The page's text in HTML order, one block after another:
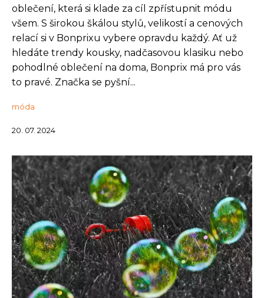
oblečení, která si klade za cíl zpřístupnit módu
všem. S širokou škálou stylů, velikostí a cenových
relací si v Bonprixu vybere opravdu každý. Ať už
hledáte trendy kousky, nadčasovou klasiku nebo
pohodlné oblečení na doma, Bonprix má pro vás
to pravé. Značka se pyšní...
móda
20. 07. 2024